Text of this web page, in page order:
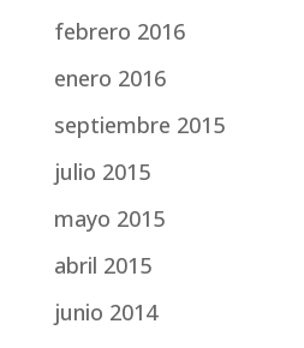
febrero 2016
enero 2016
septiembre 2015
julio 2015
mayo 2015
abril 2015
junio 2014